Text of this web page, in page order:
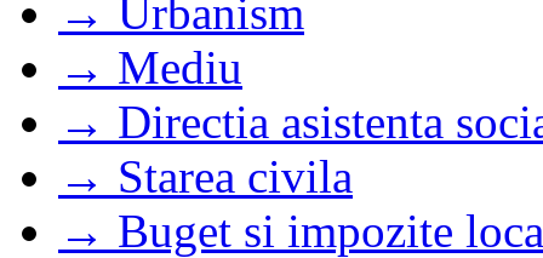
→ Urbanism
→ Mediu
→ Directia asistenta
→ Starea civila
→ Buget si impozite